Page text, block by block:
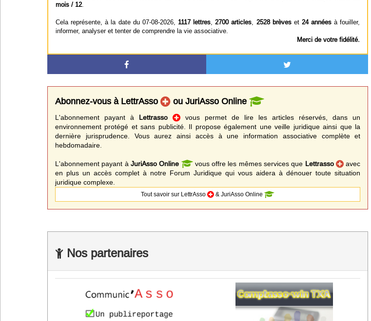
mois / 12
Cela représente, à la date du 07-08-2026, 1117 lettres ,2700 articles 2528 brèveset 24 années à fouiller,
informer, analyser et tenter de comprendre la vie associative.
Merci de votre fidélité.
Abonnez-vous à LettrAsso ou JuriAsso Online
L'abonnement payant à Lettrasso
vous permet de lire les articles réservés, dans un
environnement protégé et sans publicité. Il propose également une veille juridique ainsi que la
dernière jurisprudence. Vous aurez ainsi accès à une information associative complète et
hebdomadaire.
L'abonnement payant à JuriAsso Online vous offre les mêmes services que Lettrasso
avec
en plus un accès complet à notre Forum Juridique qui vous aidera à dénouer toute situation
juridique complexe.
Tout savoir sur LettrAsso & JuriAsso Online
Nos partenaires